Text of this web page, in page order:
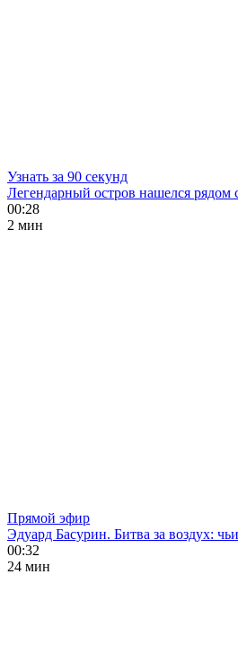
Узнать за 90 секунд
Легендарный остров нашелся рядом
00:28
2 мин
Прямой эфир
Эдуард Басурин. Битва за воздух:
00:32
24 мин